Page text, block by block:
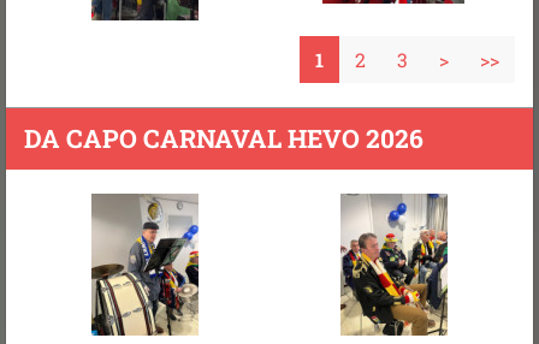
1 2 3 > >>
DA CAPO CARNAVAL HEVO 2026